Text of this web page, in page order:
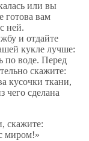
или вы
готова вам
ней.
и отдайте
кукле лучше:
по воде. Перед
скажите:
кусочки ткани,
чего сделана
скажите:
миром!»